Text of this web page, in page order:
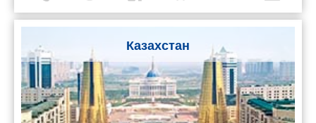
Казахстан